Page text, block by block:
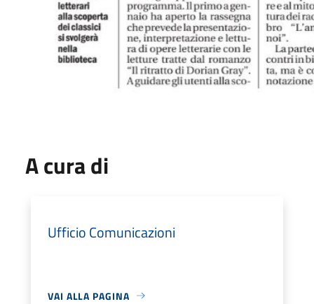
A cura di
Ufficio Comunicazioni
VAI ALLA PAGINA